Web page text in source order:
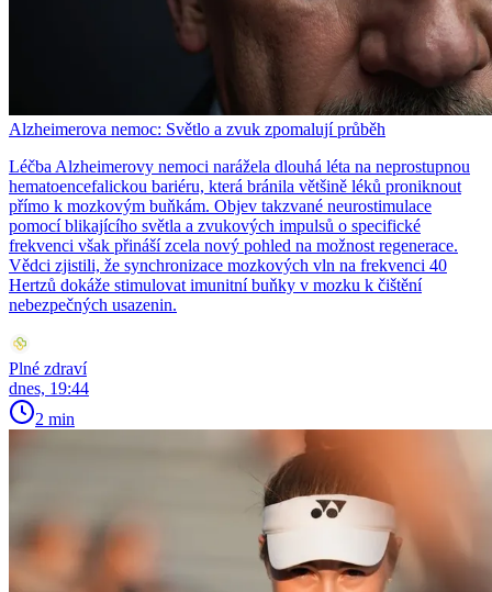
Alzheimerova nemoc: Světlo a zvuk zpomalují průběh
Léčba Alzheimerovy nemoci narážela dlouhá léta na neprostupnou
hematoencefalickou bariéru, která bránila většině léků proniknout
přímo k mozkovým buňkám. Objev takzvané neurostimulace
pomocí blikajícího světla a zvukových impulsů o specifické
frekvenci však přináší zcela nový pohled na možnost regenerace.
Vědci zjistili, že synchronizace mozkových vln na frekvenci 40
Hertzů dokáže stimulovat imunitní buňky v mozku k čištění
nebezpečných usazenin.
Plné zdraví
dnes, 19:44
2 min